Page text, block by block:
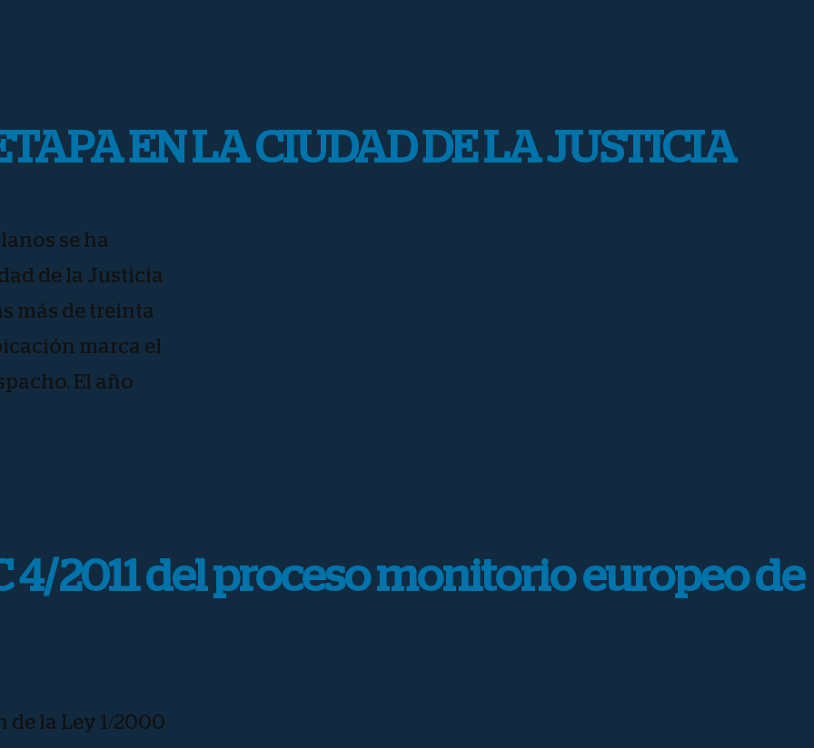
EN LA CIUDAD DE LA JUSTICIA
se ha
de la Justicia
más de treinta
marca el
El año
4/2011 del proceso monitorio europeo de
de la Ley 1/2000